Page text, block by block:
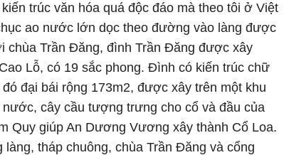
trúc văn hóa quá độc đáo mà theo tôi ở Việt
ao nước lớn dọc theo đường vào làng được
chùa Trần Đăng, đình Trần Đăng được xây
Lỗ, có 19 sắc phong. Đình có kiến trúc chữ
đại bái rộng 173m2, được xây trên một khu
cây cầu tượng trưng cho cổ và đầu của
Quy giúp An Dương Vương xây thành Cổ Loa.
tháp chuông, chùa Trần Đăng và cổng